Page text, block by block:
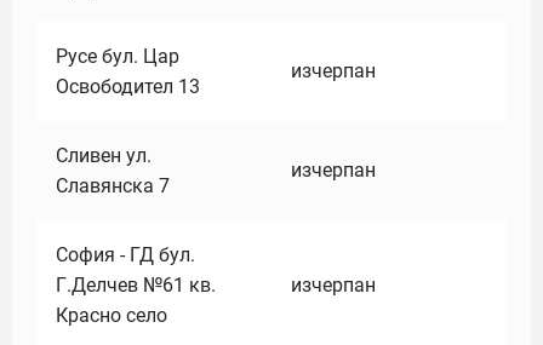
Русе бул. Цар
Освободител 13
изчерпан
Сливен ул.
Славянска 7
изчерпан
София - ГД бул.
Г.Делчев №61 кв.
Красно село
изчерпан